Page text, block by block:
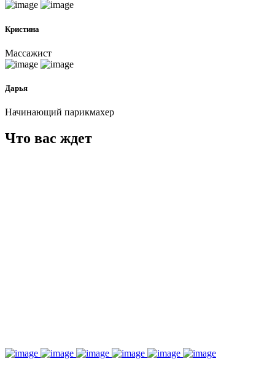
Кристина
Массажист
Дарья
Начинающий парикмахер
Что вас ждет